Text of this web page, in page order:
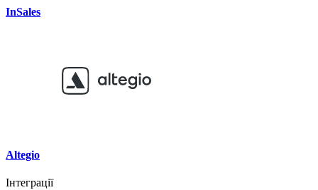
InSales
Altegio
Інтеграції